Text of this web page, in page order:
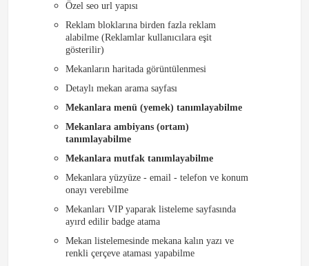
Özel seo url yapısı
Reklam bloklarına birden fazla reklam
alabilme (Reklamlar kullanıcılara eşit
gösterilir)
Mekanların haritada görüntülenmesi
Detaylı mekan arama sayfası
Mekanlara menü (yemek) tanımlayabilme
Mekanlara ambiyans (ortam)
tanımlayabilme
Mekanlara mutfak tanımlayabilme
Mekanlara yüzyüze - email - telefon ve konum
onayı verebilme
Mekanları VIP yaparak listeleme sayfasında
ayırd edilir badge atama
Mekan listelemesinde mekana kalın yazı ve
renkli çerçeve ataması yapabilme